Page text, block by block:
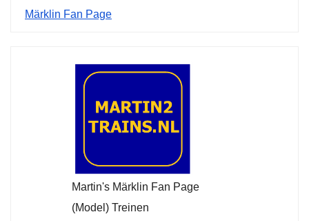
Märklin Fan Page
Martin's Märklin Fan Page
(Model) Treinen